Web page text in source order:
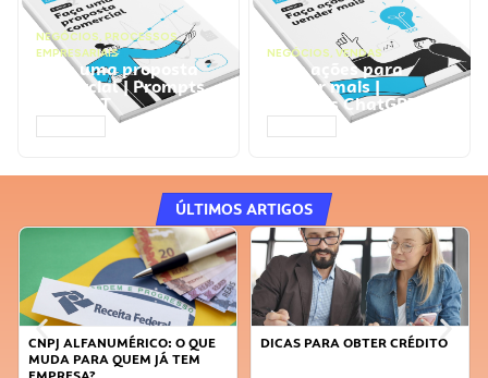
NEGÓCIOS, PROCESSOS
EMPRESARIAIS
Faça uma proposta
comercial | Prompts
ChatGPT
NEGÓCIOS, VENDAS
Faça ações para
vender mais |
Prompts ChatGPT
ÚLTIMOS ARTIGOS
DICAS PARA OBTER CRÉDITO
FAÇA A DIFERENÇA: SEJA